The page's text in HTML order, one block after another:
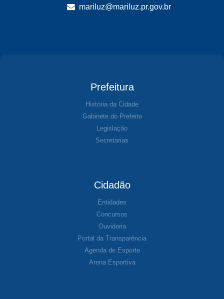
mariluz@mariluz.pr.gov.br
Prefeitura
História da Cidade
Gabinete do Prefeito
Legislação
Secretarias
Cidadão
Entidades
Concursos
Ouvidoria
Portal da Transparência
Agenda de Esporte
Arena Esportiva